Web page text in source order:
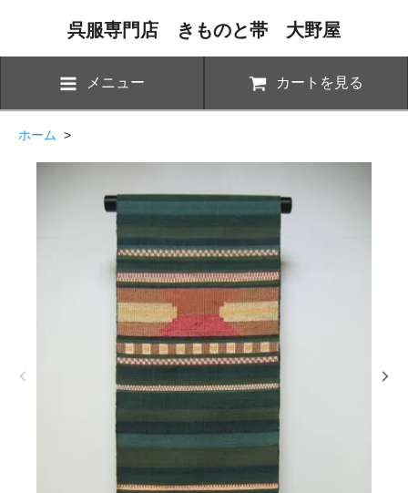
呉服専門店 きものと帯 大野屋
メニュー カートを見る
ホーム >